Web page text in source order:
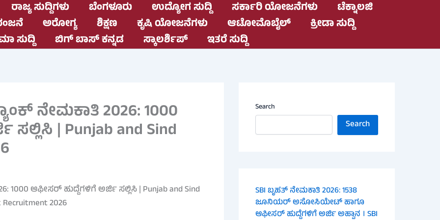
ರಾಜ್ಯ ಸುದ್ದಿಗಳು ಬೆಂಗಳೂರು ಉದ್ಯೋಗ ಸುದ್ದಿ ಸರ್ಕಾರಿ ಯೋಜನೆಗಳು
ಟೆಕ್ನಾಲಜಿ
ಅರೋಗ್ಯ ಶಿಕ್ಷಣ ಕೃಷಿ ಯೋಜನೆಗಳು ಆಟೋಮೊಬೈಲ್
ಕ್ರೀಡಾ ಸುದ್ದಿ
ಸುದ್ದಿ ಬಿಗ್ ಬಾಸ್ ಕನ್ನಡ ಸ್ಕಾಲರ್ಶಿಪ್ ಇತರೆ ಸುದ್ದಿ
ನೇಮಕಾತಿ 2026: 1000
| Punjab and Sind
Search
Search
SBI ಬೃಹತ್ ನೇಮಕಾತಿ 2026: 1538
ಜೂನಿಯರ್ ಅಸೋಸಿಯೇಟ್ ಹಾಗೂ
ಆಫೀಸರ್ ಹುದ್ದೆಗಳಿಗೆ ಅರ್ಜಿ ಅಹ್ವಾನ । SBI